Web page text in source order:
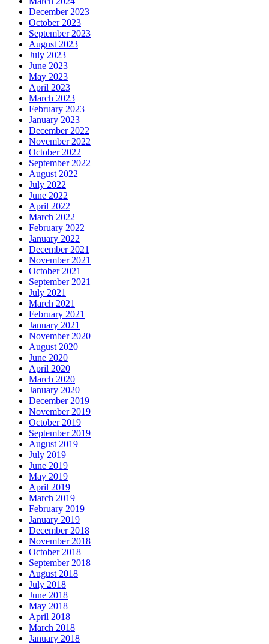
December 2023
October 2023
September 2023
August 2023
July 2023
June 2023
May 2023
April 2023
March 2023
February 2023
January 2023
December 2022
November 2022
October 2022
September 2022
August 2022
July 2022
June 2022
April 2022
March 2022
February 2022
January 2022
December 2021
November 2021
October 2021
September 2021
July 2021
March 2021
February 2021
January 2021
November 2020
August 2020
June 2020
April 2020
March 2020
January 2020
December 2019
November 2019
October 2019
September 2019
August 2019
July 2019
June 2019
May 2019
April 2019
March 2019
February 2019
January 2019
December 2018
November 2018
October 2018
September 2018
August 2018
July 2018
June 2018
May 2018
April 2018
March 2018
January 2018